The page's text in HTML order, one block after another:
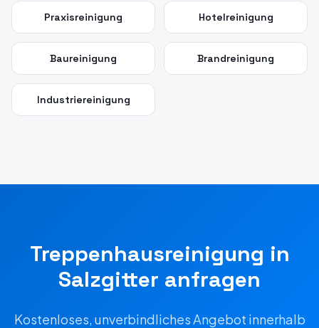
Praxisreinigung Hotelreinigung
Baureinigung Brandreinigung
Industriereinigung
Treppenhausreinigung in
Salzgitter anfragen
Kostenloses, unverbindliches Angebot innerhalb